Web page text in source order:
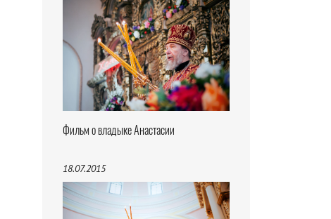
Фильм о владыке Анастасии
18.07.2015